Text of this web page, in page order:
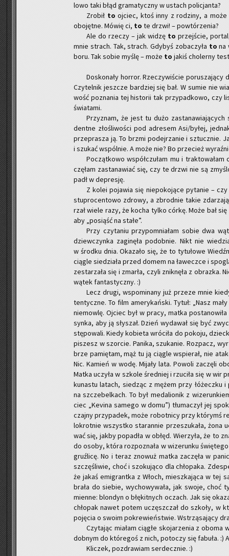
lo­wo taki błąd gra­ma­tycz­ny w ustach po­li­cjan­ta?
Zro­bił to oj­ciec, ktoś inny z ro­dzi­ny, a
obo­jęt­ne. Mówię ci, to te drzwi! – po­wtó­rze­nia?
Ale do rze­czy – jak widzę to przej­ście,
mnie strach. Tak, strach. Gdy­byś zo­ba­czy­ła to na
bo­ru. Tak sobie myślę – może to jakiś cho­ler­ny
Do­sko­na­ły hor­ror. Rze­czy­wi­ście
Czy­tel­nik jesz­cze bar­dziej się bał. W sumie nie
wość po­zna­nia tej hi­sto­rii tak przy­pad­ko­wo, czy
świa­ta­mi.
Przy­znam, że jest tu dużo
dent­ne zło­śli­wo­ści pod ad­re­sem Asi/byłej,
prze­pra­sza ją. To brzmi po­dej­rza­nie i sztucz­nie.
i szu­kać wspól­nie. A może nie? Bo prze­cież
Po­cząt­ko­wo współ­czu­łam mu i
czę­łam za­sta­na­wiać się, czy te drzwi nie są
padł w de­pre­sję.
Z kolei po­ja­wia się nie­po­ko­ją­ce py­ta­nie –
stu­pro­cen­to­wo zdro­wy, a zbrod­nie takie
rzał wiele razy, że kocha tylko córkę. Może bał
aby „po­siąść na stałe”.
Przy czy­ta­niu przy­po­mnia­łam sobie dwa
dziew­czyn­ka za­gi­nę­ła po­dob­nie. Nikt nie
w środ­ku dnia. Oka­za­ło się, że to ty­tu­ło­we
cią­gle sie­dzia­ła przed domem na ła­wecz­ce i
ze­sta­rza­ła się i zmar­ła, czyli znik­nę­ła z ob­raz­ka.
wątek fan­ta­stycz­ny. :)
Lecz drugi, wspo­mi­na­ny już prze­ze mnie
ten­tycz­ne. To film ame­ry­kań­ski. Tytuł: „Nasz
nie­mow­lę. Oj­ciec był w pracy, matka
synka, aby ją sły­szał. Dzień wy­da­wał się być
stę­po­wa­li. Kiedy ko­bie­ta wró­ci­ła do po­ko­ju,
pi­szesz w szor­cie. Pa­ni­ka, szu­ka­nie. Roz­pacz,
brze pa­mię­tam, mąż tu ją cią­gle wspie­rał, nie
Nic. Ka­mień w wodę. Mi­ja­ły lata. Po­wo­li za­czę­li
Matka uczy­ła w szko­le śred­niej i rzu­ci­ła się w
ku­na­stu la­tach, sie­dząc z mężem przy łó­żecz­ku
na szcze­bel­kach. To był me­da­lio­nik z
ciec „Ke­vi­na sa­me­go w domu”) tłu­ma­czył jej
czaj­ny przy­pa­dek, może ro­bot­ni­cy przy któ­rymś
lo­krot­nie wszyst­ko sta­ran­nie prze­szu­ka­ła, żona
wać się, jakby po­pa­dła w obłęd. Wie­rzy­ła, że to
do osoby, która roz­po­zna­ła w wi­ze­run­ku
gruź­li­cę. No i teraz zno­wuż matka za­czę­ła w
szczę­śli­wie, choć i szo­ku­ją­co dla chło­pa­ka.
że jakaś emi­grant­ka z Włoch, miesz­ka­ją­ca w tej
bra­ła do sie­bie, wy­cho­wy­wa­ła, jak swoje, choć
mien­ne: blon­dyn o błę­kit­nych oczach. Jak się
chło­pak nawet potem uczęsz­czał do szko­ły, w
po­ję­cia o swoim po­kre­wień­stwie. Wstrzą­sa­ją­cy
Czy­ta­jąc mia­łam cią­głe sko­ja­rze­nia z
dob­nym do któ­re­goś z nich, po­to­czy się fa­bu­ła. :)
Kli­czek, po­zdra­wiam ser­decz­nie. :)